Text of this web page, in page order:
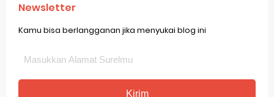
Newsletter
Kamu bisa berlangganan jika menyukai blog ini